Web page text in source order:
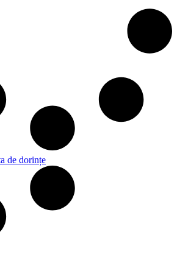
de dorințe